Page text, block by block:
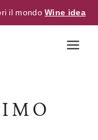
il mondoWine idea